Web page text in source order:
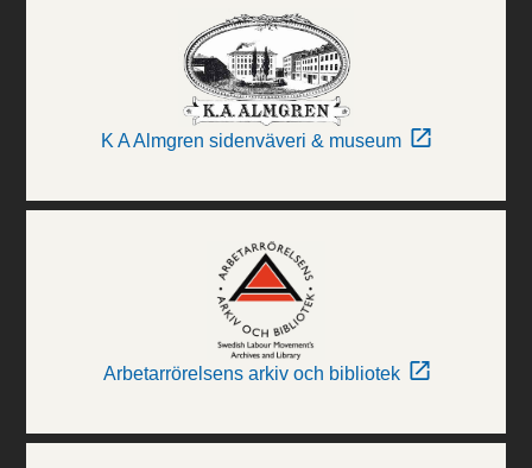
K A Almgren sidenväveri & museum
Arbetarrörelsens arkiv och bibliotek